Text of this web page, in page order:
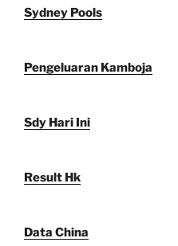
Sydney Pools
Pengeluaran Kamboja
Sdy Hari Ini
Result Hk
Data China